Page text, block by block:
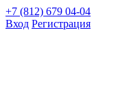
+7 (812) 679 04-04
Вход Регистрация